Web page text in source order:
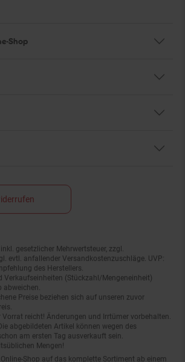
Shop
gesetzlicher Mehrwertsteuer, zzgl.
evtl. anfallender Versandkostenzuschläge. UVP:
des Herstellers.
Verkaufseinheiten (Stückzahl/Mengeneinheit)
abweichen.
Preise beziehen sich auf unseren zuvor
reicht! Änderungen und Irrtümer vorbehalten.
abgebildeten Artikel können wegen des
am ersten Tag ausverkauft sein.
Mengen!
Shop auf das komplette Sortiment ab einem